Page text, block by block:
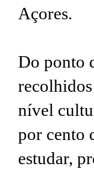
Açores.
Do ponto
nível
por cento
estudar,